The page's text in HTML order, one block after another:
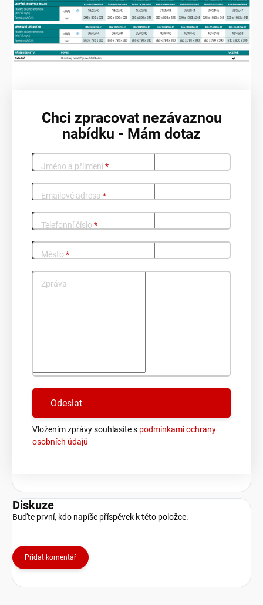
Chci zpracovat nezávaznou
nabídku - Mám dotaz
Jméno a příjmení*
Emailové adresa *
Telefonní číslo *
Město *
Zpráva
Vložením zprávy souhlasíte s podmínkami ochrany
osobních údajů
Diskuze
Buďte první, kdo napíše příspěvek k této položce.
Přidat komentář